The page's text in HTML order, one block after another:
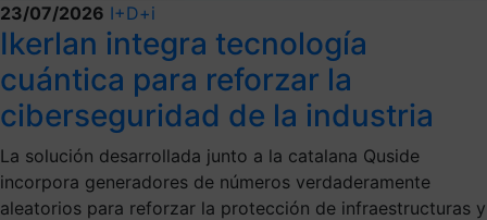
23/07/2026 I+D+i
Ikerlan integra tecnología
cuántica para reforzar la
ciberseguridad de la industria
La solución desarrollada junto a la catalana Quside
incorpora generadores de números verdaderamente
aleatorios para reforzar la protección de infraestructuras y